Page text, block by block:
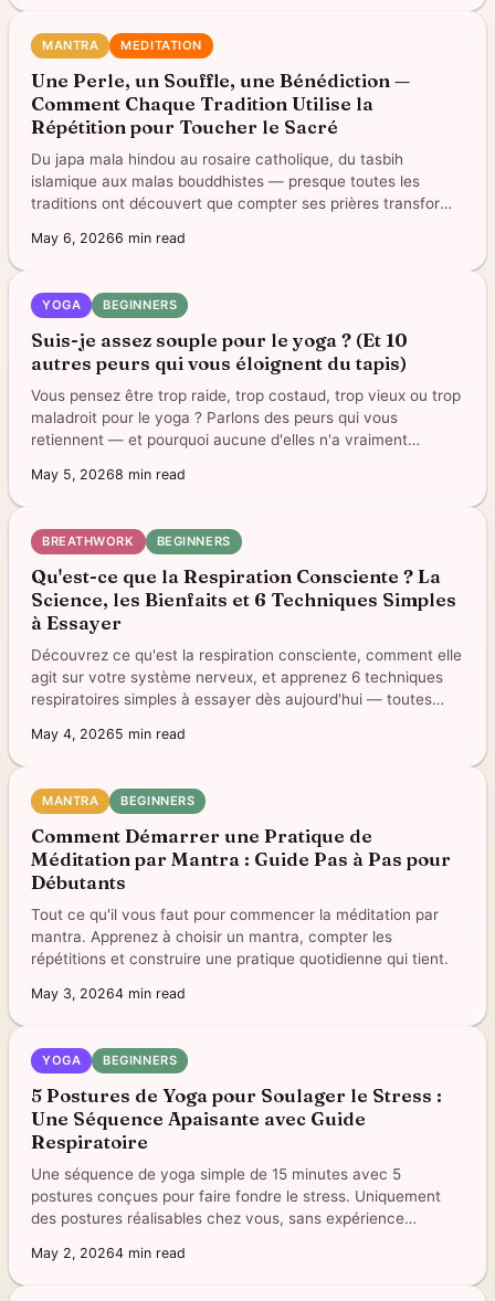
MANTRA MEDITATION
Une Perle, un Souffle, une Bénédiction —
Comment Chaque Tradition Utilise la
Répétition pour Toucher le Sacré
Du japa mala hindou au rosaire catholique, du tasbih
islamique aux malas bouddhistes — presque toutes les
traditions ont découvert que compter ses prières transforme
May 6, 20266 min read
YOGA BEGINNERS
Suis-je assez souple pour le yoga ? (Et 10
autres peurs qui vous éloignent du tapis)
Vous pensez être trop raide, trop costaud, trop vieux ou trop
maladroit pour le yoga ? Parlons des peurs qui vous
retiennent — et pourquoi aucune d'elles n'a vraiment
May 5, 20268 min read
BREATHWORK BEGINNERS
Qu'est-ce que la Respiration Consciente ? La
Science, les Bienfaits et 6 Techniques Simples
à Essayer
Découvrez ce qu'est la respiration consciente, comment elle
agit sur votre système nerveux, et apprenez 6 techniques
respiratoires simples à essayer dès aujourd'hui — toutes
May 4, 20265 min read
MANTRA BEGINNERS
Comment Démarrer une Pratique de
Méditation par Mantra : Guide Pas à Pas pour
Débutants
Tout ce qu'il vous faut pour commencer la méditation par
mantra. Apprenez à choisir un mantra, compter les
répétitions et construire une pratique quotidienne qui tient.
May 3, 20264 min read
YOGA BEGINNERS
5 Postures de Yoga pour Soulager le Stress :
Une Séquence Apaisante avec Guide
Respiratoire
Une séquence de yoga simple de 15 minutes avec 5
postures conçues pour faire fondre le stress. Uniquement
des postures réalisables chez vous, sans expérience
May 2, 20264 min read